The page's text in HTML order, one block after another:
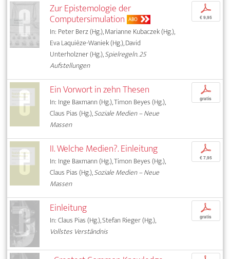
Zur Epistemologie der
Computersimulation ABO
In: Peter Berz (Hg.), Marianne Kubaczek (Hg.),
Eva Laquièze-Waniek (Hg.), David
Unterholzner (Hg.),Spielregeln. 25
Aufstellungen
p
€ 9,95
Ein Vorwort in zehn Thesen
In: Inge Baxmann (Hg.), Timon Beyes (Hg.),
Claus Pias (Hg.),Soziale Medien – Neue
Massen
p
gratis
II. Welche Medien?. Einleitung
In: Inge Baxmann (Hg.), Timon Beyes (Hg.),
Claus Pias (Hg.),Soziale Medien – Neue
Massen
p
€ 7,95
Einleitung
In: Claus Pias (Hg.), Stefan Rieger (Hg.),
Vollstes Verständnis
p
gratis